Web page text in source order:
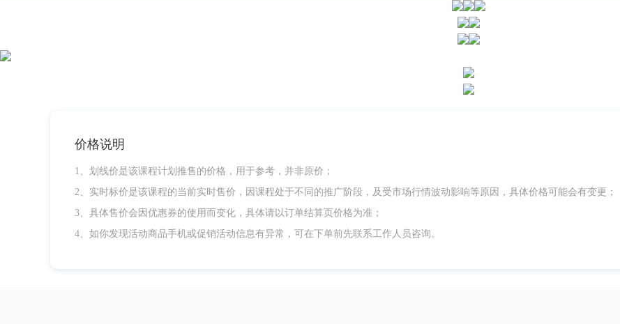
价格说明
1、划线价是该课程计划推售的价格，用于参考，并非原价；
2、实时标价是该课程的当前实时售价，因课程处于不同的推广阶段，及受市场行情波动影响等原因，具体价格可能会有变更；
3、具体售价会因优惠券的使用而变化，具体请以订单结算页价格为准；
4、如你发现活动商品手机或促销活动信息有异常，可在下单前先联系工作人员咨询。